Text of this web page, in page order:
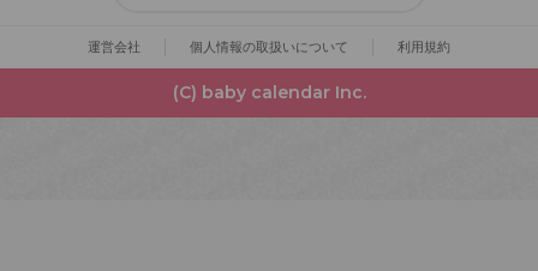
運営会社 個人情報の取扱いについて 利用規約
(C) baby calendar Inc.